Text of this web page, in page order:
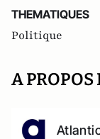
THEMATIQUES
Politique
A PROPOS